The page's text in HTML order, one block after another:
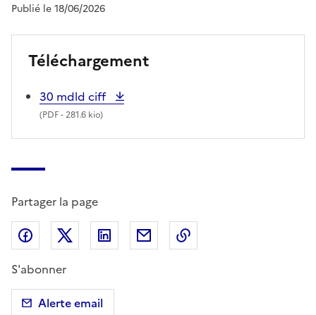
Publié le 18/06/2026
Téléchargement
30 mdld ciff
(PDF- 281.6 kio)
Partager la page
Partager sur Facebook
Partager sur X (anciennement Twitter)
Partager sur LinkedIn
Partager par email
S'abonner
Alerte email